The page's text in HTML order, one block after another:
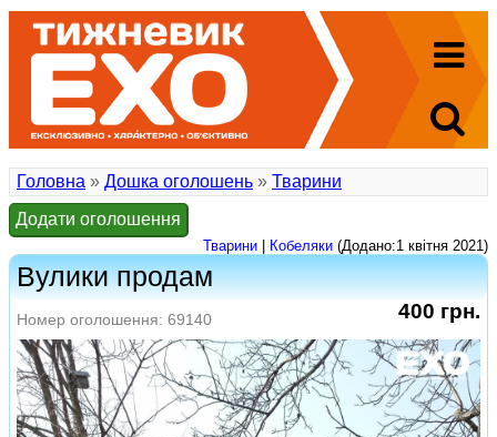
Головна » Дошка оголошень » Тварини
Додати оголошення
Тварини Кобеляки (Додано:1 квітня 2021)
Вулики продам
400 грн.
Номер оголошення: 69140